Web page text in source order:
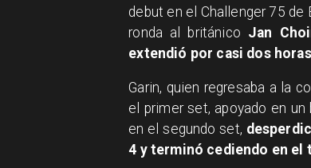
debut en el Challenger 75 de
ronda al británico Jan
extendió por casi dos
Garin, quien regresaba a la
el primer set, apoyado en
en el segundo set,
4 y terminó cediendo en el